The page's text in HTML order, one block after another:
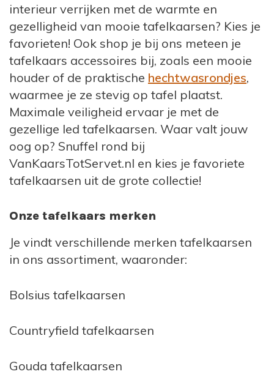
interieur verrijken met de warmte en
gezelligheid van mooie tafelkaarsen? Kies je
favorieten! Ook shop je bij ons meteen je
tafelkaars accessoires bij, zoals een mooie
houder of de praktische hechtwasrondjes,
waarmee je ze stevig op tafel plaatst.
Maximale veiligheid ervaar je met de
gezellige led tafelkaarsen. Waar valt jouw
oog op? Snuffel rond bij
VanKaarsTotServet.nl en kies je favoriete
tafelkaarsen uit de grote collectie!
Onze tafelkaars merken
Je vindt verschillende merken tafelkaarsen
in ons assortiment, waaronder:
Bolsius tafelkaarsen
Countryfield tafelkaarsen
Gouda tafelkaarsen